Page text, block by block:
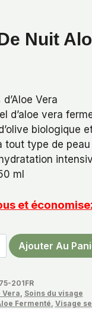
Nuit
Vera
d’aloe vera
biologique
tout type de peau
ml
et
Ajouter Au
201FR
Vera, Soins du visage
Fermenté, Visage